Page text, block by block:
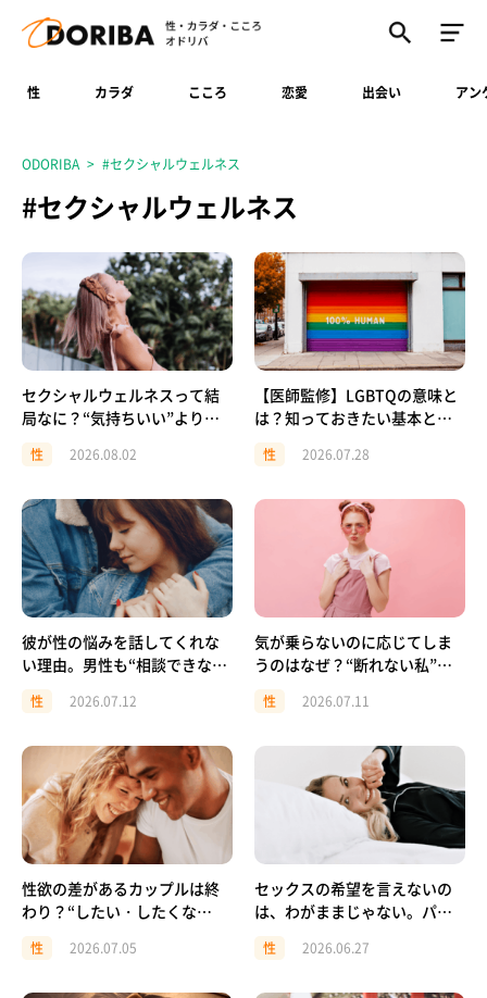
性 カラダ こころ 恋愛 出会い アン
ODORIBA #セクシャルウェルネス
#セクシャルウェルネス
セクシャルウェルネスって結
局なに？“気持ちいい”より先
性 2026.08.02
【医師監修】LGBTQの意味と
は？知っておきたい基本と配
性 2026.07.28
彼が性の悩みを話してくれな
い理由。男性も“相談できな
性 2026.07.12
気が乗らないのに応じてしま
うのはなぜ？“断れない私”を
性 2026.07.11
性欲の差があるカップルは終
わり？“したい・したくな
性 2026.07.05
セックスの希望を言えないの
は、わがままじゃない。パー
レーズ集
性 2026.06.27